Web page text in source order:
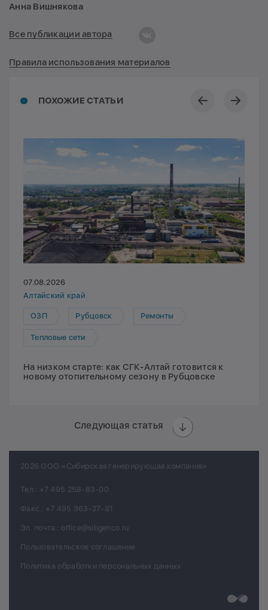
ПОХОЖИЕ СТАТЬИ
07.08.2026
Алтайский край
ОЗП Рубцовск Ремонты
Тепловые сети
На низком старте: как СГК-Алтай готовится к
новому отопительному сезону в Рубцовске
Следующая статья
Анна Вишнякова
Все публикации автора
Правила использования материалов
2026 ООО «Сибирская генерирующая компания»
Тел.: +7 495 258-83-00
Факс.: +7 495 363-27-81
Эл. почта.: office@sibgenco.ru
Пользовательское соглашение
Политика обработки персональных данных